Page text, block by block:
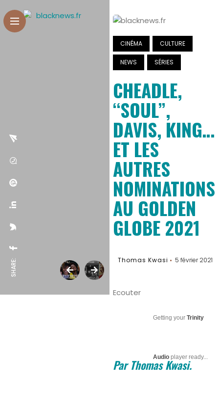
SHARE:
CINÉMA CULTURE
NEWS SÉRIES
CHEADLE,
“SOUL”,
DAVIS, KING…
ET LES
AUTRES
NOMINATIONS
AU GOLDEN
GLOBE 2021
Thomas Kwasi 5 février 2021
Ecouter
Getting your Trinity
Audioplayer ready...
Par Thomas Kwasi.